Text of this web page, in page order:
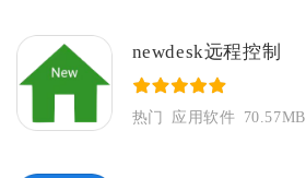
newdesk远程控制
热门 应用软件 70.57MB